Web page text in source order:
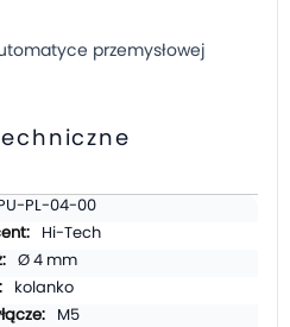
przemysłowej
PL-04-00
Hi-Tech
Ø 4 mm
kolanko
M5